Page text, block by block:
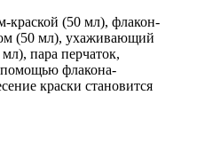
краской (50 мл), флакон-
(50 мл), ухаживающий
пара перчаток,
флакона-
краски становится